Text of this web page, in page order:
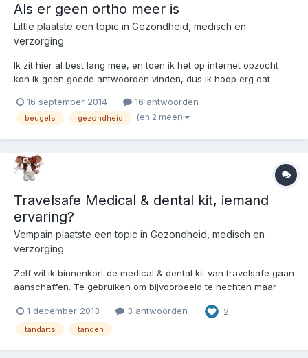
Als er geen ortho meer is
Little plaatste een topic in Gezondheid, medisch en
verzorging
Ik zit hier al best lang mee, en toen ik het op internet opzocht
kon ik geen goede antwoorden vinden, dus ik hoop erg dat
ongeveer 60% van alle tieners die ik ken hebben een beugel (ik
heb het over zo'n klassieke slotjes beugel) maa...
16 september 2014 16 antwoorden
beugels gezondheid (en 2 meer)
Travelsafe Medical & dental kit, iemand
ervaring?
Vempain plaatste een topic in Gezondheid, medisch en
verzorging
Zelf wil ik binnenkort de medical & dental kit van travelsafe gaan
aanschaffen. Te gebruiken om bijvoorbeeld te hechten maar
toevallig iemand deze al in bezit en wat is daarvan de
indruk/ervaring. De omschrijving even op een rijtje: ht...
1 december 2013 3 antwoorden 2
tandarts tanden